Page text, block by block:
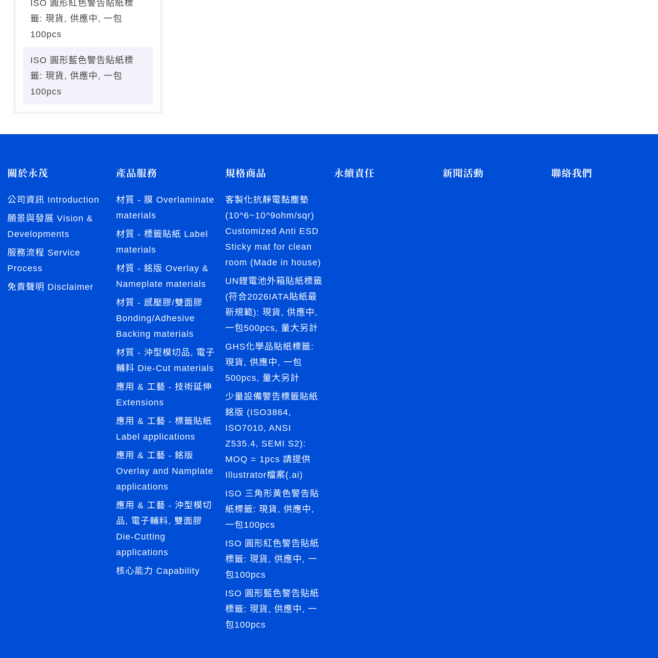
ISO 圓形紅色警告貼紙標
籤: 現貨, 供應中, 一包
100pcs
ISO 圓形藍色警告貼紙標
籤: 現貨, 供應中, 一包
100pcs
關於永茂
公司資訊 Introduction
願景與發展 Vision &
Developments
服務流程 Service
Process
免責聲明 Disclaimer
產品服務
材質 - 膜 Overlaminate
materials
材質 - 標籤貼紙 Label
materials
材質 - 銘版 Overlay &
Nameplate materials
材質 - 感壓膠/雙面膠
Bonding/Adhesive
Backing materials
材質 - 沖型模切品, 電子
輔料 Die-Cut materials
應用 & 工藝 - 技術延伸
Extensions
應用 & 工藝 - 標籤貼紙
Label applications
應用 & 工藝 - 銘版
Overlay and Namplate
applications
應用 & 工藝 - 沖型模切
品, 電子輔料, 雙面膠
Die-Cutting
applications
核心能力 Capability
規格商品
客製化抗靜電黏塵墊
(10^6~10^9ohm/sqr)
Customized Anti ESD
Sticky mat for clean
room (Made in house)
UN鋰電池外箱貼紙標籤
(符合2026IATA貼紙最
新規範): 現貨, 供應中,
一包500pcs, 量大另計
GHS化學品貼紙標籤:
現貨, 供應中, 一包
500pcs, 量大另計
少量設備警告標籤貼紙
銘版 (ISO3864,
ISO7010, ANSI
Z535.4, SEMI S2):
MOQ = 1pcs 請提供
Illustrator檔案(.ai)
ISO 三角形黃色警告貼
紙標籤: 現貨, 供應中,
一包100pcs
ISO 圓形紅色警告貼紙
標籤: 現貨, 供應中, 一
包100pcs
ISO 圓形藍色警告貼紙
標籤: 現貨, 供應中, 一
包100pcs
永續責任 新聞活動 聯絡我們